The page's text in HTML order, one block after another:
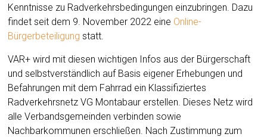
Kenntnisse zu Radverkehrsbedingungen einzubringen. Dazu
findet seit dem 9. November 2022 eine Online-
Bürgerbeteiligung statt.
VAR+ wird mit diesen wichtigen Infos aus der Bürgerschaft
und selbstverständlich auf Basis eigener Erhebungen und
Befahrungen mit dem Fahrrad ein Klassifiziertes
Radverkehrsnetz VG Montabaur erstellen. Dieses Netz wird
alle Verbandsgemeinden verbinden sowie
Nachbarkommunen erschließen. Nach Zustimmung zum